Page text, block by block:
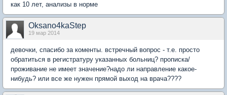
как 10 лет, анализы в норме
Oksano4kaStep
19 мар 2014
девочки, спасибо за коменты. встречный вопрос - т.е. просто
обратиться в регистратуру указанных больниц? прописка/
проживание не имеет значение?надо ли направление какое-
нибудь? или все же нужен прямой выход на врача????